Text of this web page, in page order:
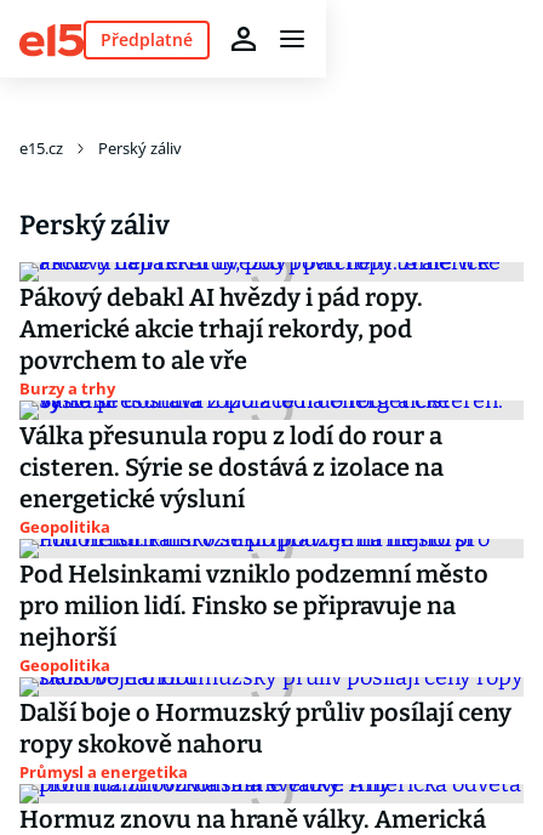
Předplatné
e15.cz Perský záliv
Perský záliv
Pákový debakl AI hvězdy i pád ropy.
Americké akcie trhají rekordy, pod
povrchem to ale vře
Burzy a trhy
Válka přesunula ropu z lodí do rour a
cisteren. Sýrie se dostává z izolace na
energetické výsluní
Geopolitika
Pod Helsinkami vzniklo podzemní město
pro milion lidí. Finsko se připravuje na
nejhorší
Geopolitika
Další boje o Hormuzský průliv posílají ceny
ropy skokově nahoru
Průmysl a energetika
Hormuz znovu na hraně války. Americká